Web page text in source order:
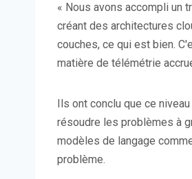
« Nous avons accompli un
créant des architectures
couches, ce qui est bien.
matière de télémétrie
Ils ont conclu que ce
résoudre les problèmes à
modèles de langage
problème.